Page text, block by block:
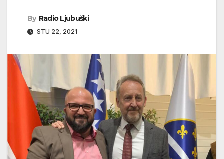
By Radio Ljubuški
STU 22, 2021